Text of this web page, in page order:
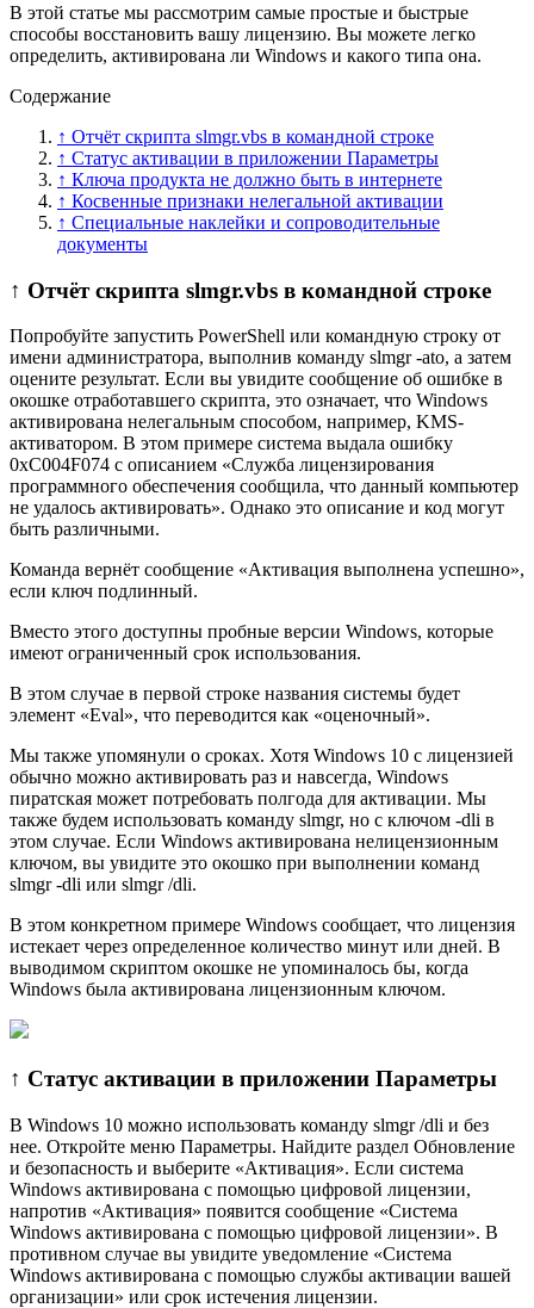
В этой статье мы рассмотрим самые простые и быстрые
способы восстановить вашу лицензию. Вы можете легко
определить, активирована ли Windows и какого типа она.
Содержание
↑ Отчёт скрипта slmgr.vbs в командной строке
↑ Статус активации в приложении Параметры
↑ Ключа продукта не должно быть в интернете
↑ Косвенные признаки нелегальной активации
↑ Специальные наклейки и сопроводительные
документы
↑ Отчёт скрипта slmgr.vbs в командной строке
Попробуйте запустить PowerShell или командную строку от
имени администратора, выполнив команду slmgr -ato, а затем
оцените результат. Если вы увидите сообщение об ошибке в
окошке отработавшего скрипта, это означает, что Windows
активирована нелегальным способом, например, KMS-
активатором. В этом примере система выдала ошибку
0xC004F074 с описанием «Служба лицензирования
программного обеспечения сообщила, что данный компьютер
не удалось активировать». Однако это описание и код могут
быть различными.
Команда вернёт сообщение «Активация выполнена успешно»,
если ключ подлинный.
Вместо этого доступны пробные версии Windows, которые
имеют ограниченный срок использования.
В этом случае в первой строке названия системы будет
элемент «Eval», что переводится как «оценочный».
Мы также упомянули о сроках. Хотя Windows 10 с лицензией
обычно можно активировать раз и навсегда, Windows
пиратская может потребовать полгода для активации. Мы
также будем использовать команду slmgr, но с ключом -dli в
этом случае. Если Windows активирована нелицензионным
ключом, вы увидите это окошко при выполнении команд
slmgr -dli или slmgr /dli.
В этом конкретном примере Windows сообщает, что лицензия
истекает через определенное количество минут или дней. В
выводимом скриптом окошке не упоминалось бы, когда
Windows была активирована лицензионным ключом.
↑ Статус активации в приложении Параметры
В Windows 10 можно использовать команду slmgr /dli и без
нее. Откройте меню Параметры. Найдите раздел Обновление
и безопасность и выберите «Активация». Если система
Windows активирована с помощью цифровой лицензии,
напротив «Активация» появится сообщение «Система
Windows активирована с помощью цифровой лицензии». В
противном случае вы увидите уведомление «Система
Windows активирована с помощью службы активации вашей
организации» или срок истечения лицензии.